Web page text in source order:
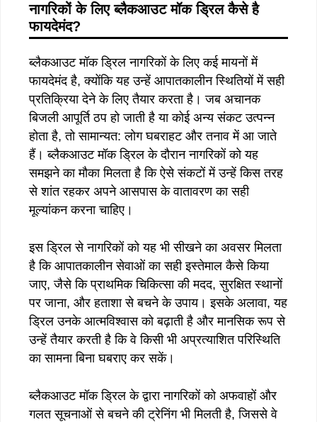
नागरिकों के लिए ब्लैकआउट मॉक ड्रिल कैसे है
फायदेमंद?
ब्लैकआउट मॉक ड्रिल नागरिकों के लिए कई मायनों में
फायदेमंद है, क्योंकि यह उन्हें आपातकालीन स्थितियों में सही
प्रतिक्रिया देने के लिए तैयार करता है। जब अचानक
बिजली आपूर्ति ठप हो जाती है या कोई अन्य संकट उत्पन्न
होता है, तो सामान्यत: लोग घबराहट और तनाव में आ जाते
हैं। ब्लैकआउट मॉक ड्रिल के दौरान नागरिकों को यह
समझने का मौका मिलता है कि ऐसे संकटों में उन्हें किस तरह
से शांत रहकर अपने आसपास के वातावरण का सही
मूल्यांकन करना चाहिए।
इस ड्रिल से नागरिकों को यह भी सीखने का अवसर मिलता
है कि आपातकालीन सेवाओं का सही इस्तेमाल कैसे किया
जाए, जैसे कि प्राथमिक चिकित्सा की मदद, सुरक्षित स्थानों
पर जाना, और हताशा से बचने के उपाय। इसके अलावा, यह
ड्रिल उनके आत्मविश्वास को बढ़ाती है और मानसिक रूप से
उन्हें तैयार करती है कि वे किसी भी अप्रत्याशित परिस्थिति
का सामना बिना घबराए कर सकें।
ब्लैकआउट मॉक ड्रिल के द्वारा नागरिकों को अफवाहों और
गलत सूचनाओं से बचने की ट्रेनिंग भी मिलती है, जिससे वे